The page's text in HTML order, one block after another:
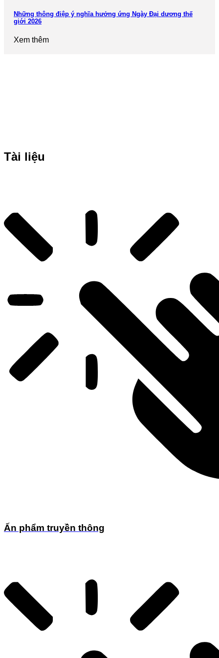
Những thông điệp ý nghĩa hưởng ứng Ngày Đại dương thế
giới 2026
Xem thêm
Tài liệu
Ấn phẩm truyền thông